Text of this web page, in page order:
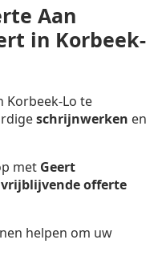
Aan
in Korbeek-
Korbeek-Lo te
schrijnwerken en
met Geert
vrijblijvende offerte
helpen om uw